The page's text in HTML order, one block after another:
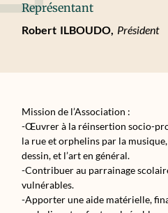
Représentant
Robert ILBOUDO, Président
Mission de l’Association :
-Œuvrer à la réinsertion socio-
la rue et orphelins par la
dessin, et l’art en général.
-Contribuer au parrainage
vulnérables.
-Apporter une aide matérielle,